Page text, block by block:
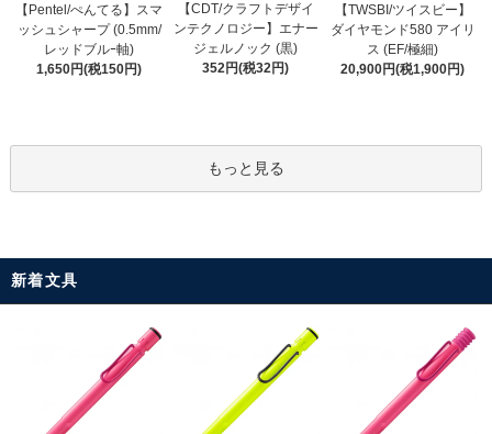
【Pentel/ぺんてる】スマ
ッシュシャープ (0.5mm/
レッドブルｰ軸)
1,650円(税150円)
【CDT/クラフトデザイ
ンテクノロジー】エナー
ジェルノック (黒)
352円(税32円)
【TWSBI/ツイスビー】
ダイヤモンド580 アイリ
ス (EF/極細)
20,900円(税1,900円)
もっと見る
新着文具